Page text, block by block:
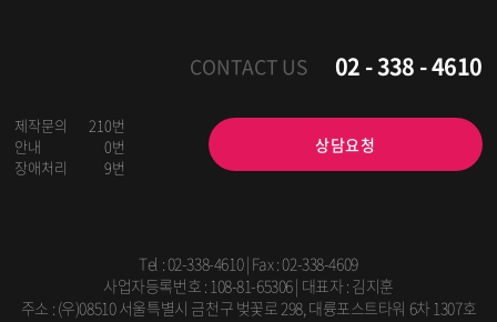
CONTACT US
제작문의
210번
안내
0번
장애처리
9번
02 - 338 - 4610
상담요청
Tel :02-338-4610| Fax : 02-338-4609
사업자등록번호 : 108-81-65306 | 대표자 : 김지훈
주소 : (우)08510 서울특별시 금천구 벚꽃로 298, 대륭포스트타워 6차 1307호